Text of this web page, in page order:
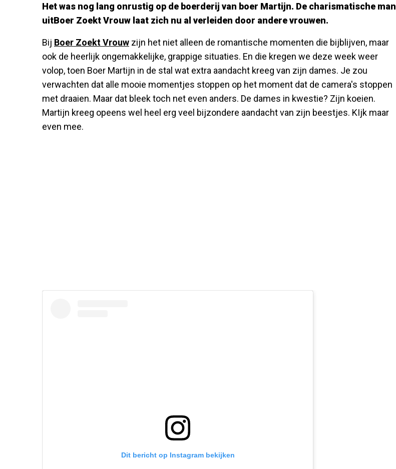
Het was nog lang onrustig op de boerderij van boer Martijn. De charismatische man
uitBoer Zoekt Vrouw laat zich nu al verleiden door andere vrouwen.
Bij Boer Zoekt Vrouw zijn het niet alleen de romantische momenten die bijblijven, maar
ook de heerlijk ongemakkelijke, grappige situaties. En die kregen we deze week weer
volop, toen Boer Martijn in de stal wat extra aandacht kreeg van zijn dames. Je zou
verwachten dat alle mooie momentjes stoppen op het moment dat de camera's stoppen
met draaien. Maar dat bleek toch net even anders. De dames in kwestie? Zijn koeien.
Martijn kreeg opeens wel heel erg veel bijzondere aandacht van zijn beestjes. KIjk maar
even mee.
Dit bericht op Instagram bekijken